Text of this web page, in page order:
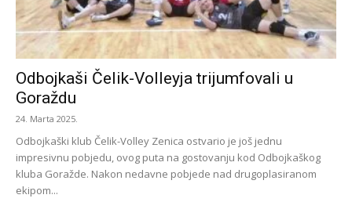
Odbojkaši Čelik-Volleyja trijumfovali u
Goraždu
24. Marta 2025.
Odbojkaški klub Čelik-Volley Zenica ostvario je još jednu
impresivnu pobjedu, ovog puta na gostovanju kod Odbojkaškog
kluba Goražde. Nakon nedavne pobjede nad drugoplasiranom
ekipom...